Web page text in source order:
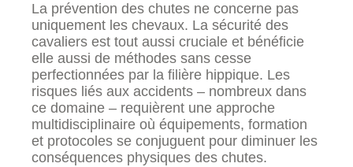
La prévention des chutes ne concerne pas
uniquement les chevaux. La sécurité des
cavaliers est tout aussi cruciale et bénéficie
elle aussi de méthodes sans cesse
perfectionnées par la filière hippique. Les
risques liés aux accidents – nombreux dans
ce domaine – requièrent une approche
multidisciplinaire où équipements, formation
et protocoles se conjuguent pour diminuer les
conséquences physiques des chutes.